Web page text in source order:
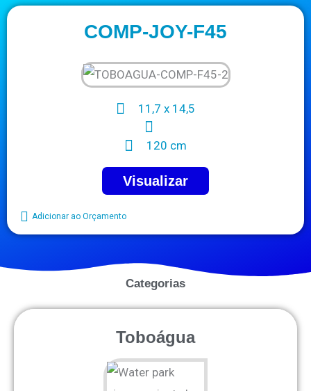
COMP-JOY-F45
11,7 x 14,5
120 cm
Visualizar
Adicionar ao Orçamento
Categorias
Toboágua